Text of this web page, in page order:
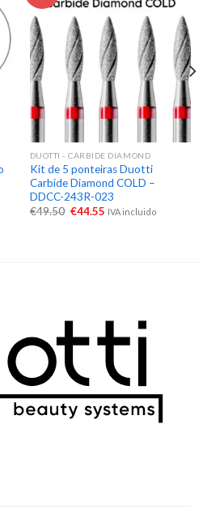
DUOTTI - CARBIDE DIAMOND
Kit de 5 ponteiras Duotti
Carbide Diamond COLD –
DDCC-243R-023
€49.50 €44.55 IVA incluido